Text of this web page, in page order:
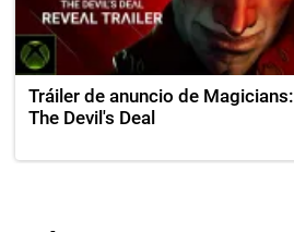
Tráiler de anuncio de Magicians:
The Devil's Deal